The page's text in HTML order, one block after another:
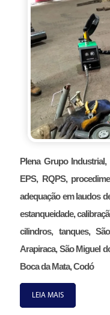
Plena Grupo
EPS, RQPS,
adequação em laudos
estanqueidade,
cilindros, tanques,
Arapiraca, São Miguel
Boca da Mata, Codó
LEIA MAIS